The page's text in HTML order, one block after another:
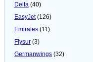
Delta (40)
EasyJet(126)
Emirates (11)
Flysur (3)
Germanwings (32)